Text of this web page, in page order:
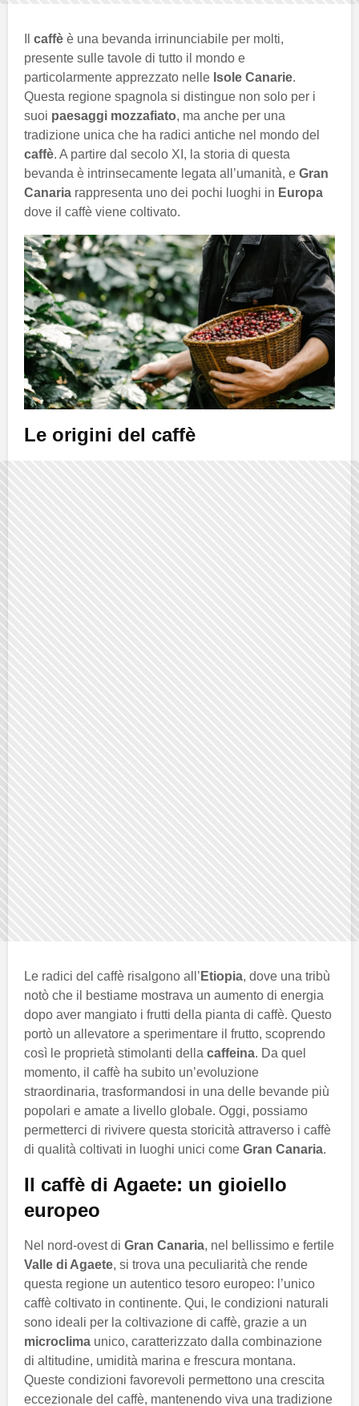
caffè è una bevanda irrinunciabile per molti,
presente sulle tavole di tutto il mondo e
particolarmente apprezzato nelle Isole Canarie.
Questa regione spagnola si distingue non solo per i
suoi paesaggi mozzafiato, ma anche per una
tradizione unica che ha radici antiche nel mondo del
caffè. A partire dal secolo XI, la storia di questa
bevanda è intrinsecamente legata all’umanità, e Gran
Canaria rappresenta uno dei pochi luoghi in Europa
dove il caffè viene coltivato.
Le origini del caffè
Le radici del caffè risalgono all’ Etiopia, dove una tribù
notò che il bestiame mostrava un aumento di energia
dopo aver mangiato i frutti della pianta di caffè. Questo
portò un allevatore a sperimentare il frutto, scoprendo
così le proprietà stimolanti della caffeina. Da quel
momento, il caffè ha subito un’evoluzione
straordinaria, trasformandosi in una delle bevande più
popolari e amate a livello globale. Oggi, possiamo
permetterci di rivivere questa storicità attraverso i caffè
di qualità coltivati in luoghi unici come Gran Canaria.
Il caffè di Agaete: un gioiello
europeo
Nel nord-ovest di Gran Canaria, nel bellissimo e fertile
Valle di Agaete, si trova una peculiarità che rende
questa regione un autentico tesoro europeo: l’unico
caffè coltivato in continente. Qui, le condizioni naturali
sono ideali per la coltivazione di caffè, grazie a un
microclima unico, caratterizzato dalla combinazione
di altitudine, umidità marina e frescura montana.
Queste condizioni favorevoli permettono una crescita
eccezionale del caffè, mantenendo viva una tradizione